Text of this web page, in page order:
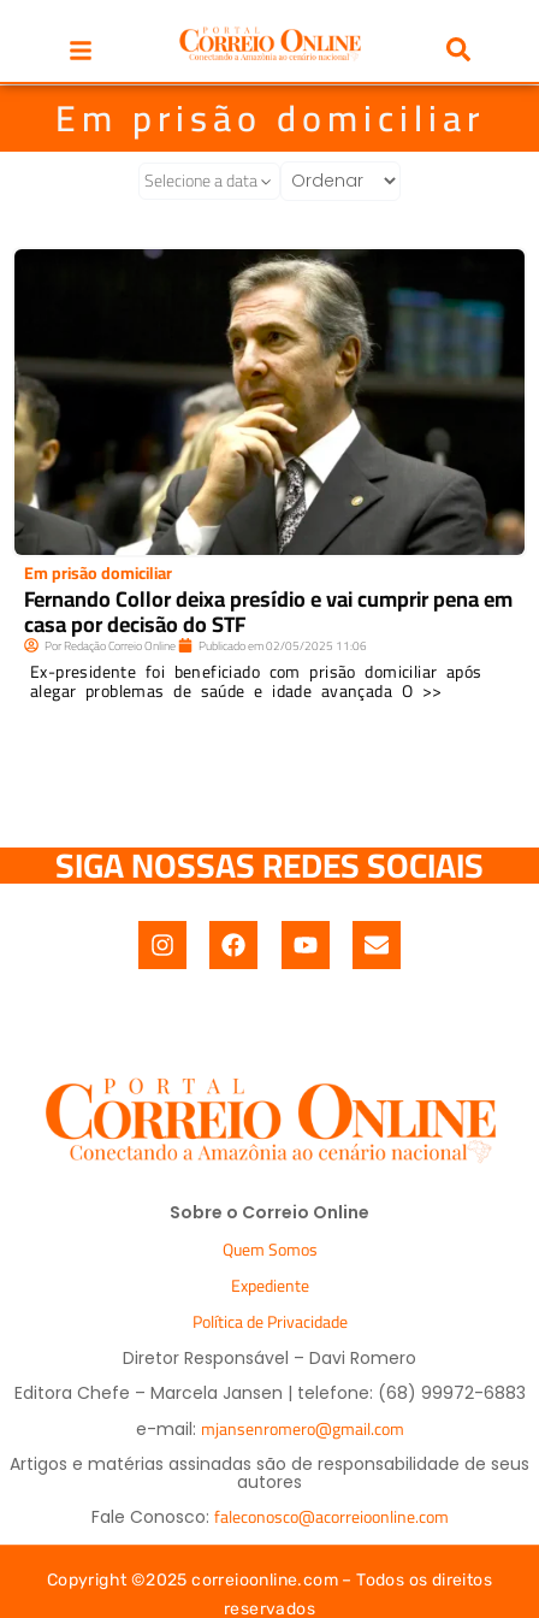
Em prisão domiciliar
Selecione a data
Em prisão domiciliar
Fernando Collor deixa presídio e vai cumprir pena em
casa por decisão do STF
PorRedação Correio Online Publicado em02/05/2025 11:06
Ex-presidente foi beneficiado com prisão domiciliar após
alegar problemas de saúde e idade avançada O >>
SIGA NOSSAS REDES SOCIAIS
Sobre o Correio Online
Quem Somos
Expediente
Política de Privacidade
Diretor Responsável – Davi Romero
Editora Chefe – Marcela Jansen | telefone: (68) 99972-6883
e-mail: mjansenromero@gmail.com
Artigos e matérias assinadas são de responsabilidade de seus
autores
Fale Conosco: faleconosco@acorreioonline.com
Copyright ©2025 correioonline.com – Todos os direitos
reservados